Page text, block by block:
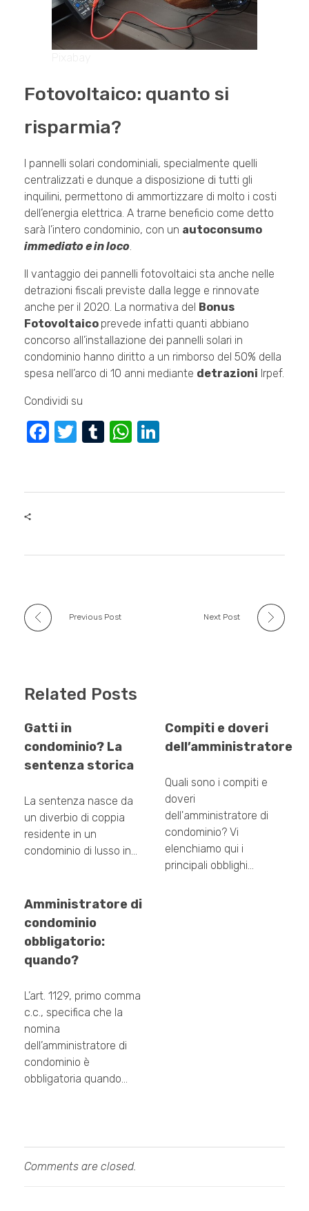
Fotovoltaico: quanto si
risparmia?
I pannelli solari condominiali, specialmente quelli
centralizzati e dunque a disposizione di tutti gli
inquilini, permettono di ammortizzare di molto i costi
dell’energia elettrica. A trarne beneficio come detto
sarà l’intero condominio, con un autoconsumo
immediato e in loco
Il vantaggio dei pannelli fotovoltaici sta anche nelle
detrazioni fiscali previste dalla legge e rinnovate
anche per il 2020. La normativa del Bonus
Fotovoltaico prevede infatti quanti abbiano
concorso all’installazione dei pannelli solari in
condominio hanno diritto a un rimborso del 50% della
spesa nell’arco di 10 anni mediante detrazioni Irpef.
Condividi su
F
e
o
T
er
T
bl
W
s
p
e
Previous Post Next Post
Related Posts
Gatti in
condominio? La
sentenza storica
La sentenza nasce da
un diverbio di coppia
residente in un
condominio di lusso in…
Compiti e doveri
dell’amministratore
Quali sono i compiti e
doveri
dell'amministratore di
condominio? Vi
elenchiamo qui i
principali obblighi…
Amministratore di
condominio
obbligatorio:
quando?
L’art. 1129, primo comma
c.c., specifica che la
nomina
dell’amministratore di
condominio è
obbligatoria quando…
Comments are closed.